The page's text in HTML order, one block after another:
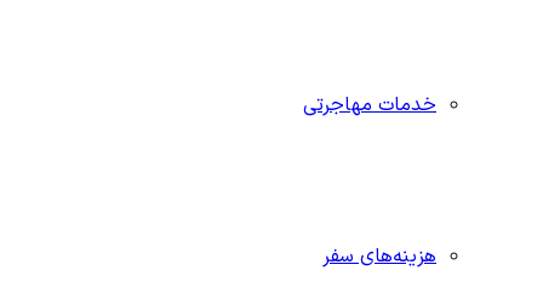
خدمات مهاجرتی
هزینه‌های سفر